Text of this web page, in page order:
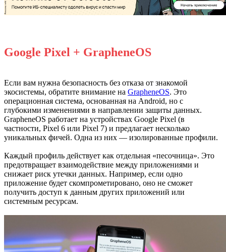
Google Pixel + GrapheneOS
Если вам нужна безопасность без отказа от знакомой
экосистемы, обратите внимание на GrapheneOS. Это
операционная система, основанная на Android, но с
глубокими изменениями в направлении защиты данных.
GrapheneOS работает на устройствах Google Pixel (в
частности, Pixel 6 или Pixel 7) и предлагает несколько
уникальных фичей. Одна из них — изолированные профили.
Каждый профиль действует как отдельная «песочница». Это
предотвращает взаимодействие между приложениями и
снижает риск утечки данных. Например, если одно
приложение будет скомпрометировано, оно не сможет
получить доступ к данным других приложений или
системным ресурсам.